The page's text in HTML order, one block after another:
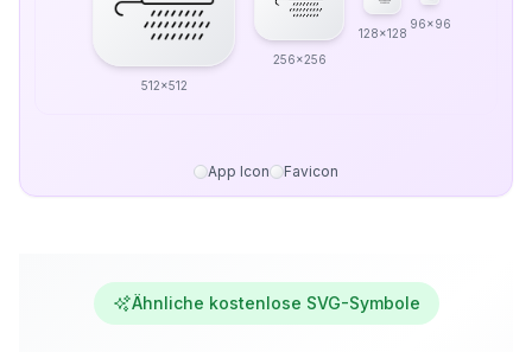
512x512
256x256
128x128
96x96
App Icon Favicon
Ähnliche kostenlose SVG-Symbole